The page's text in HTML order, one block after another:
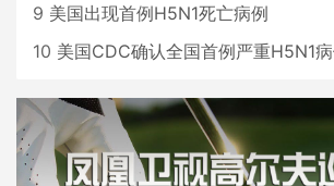
9 美国出现首例H5N1死亡病例
10 美国CDC确认全国首例严重H5N1病例 加